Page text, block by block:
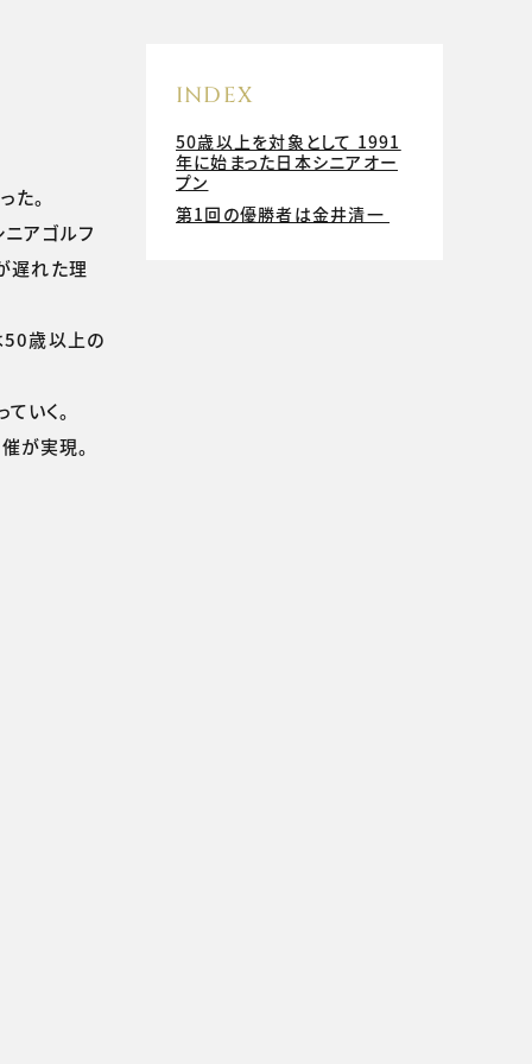
。
アゴルフ
遅れた理
50歳以上の
いく。
が実現。
INDEX
50歳以上を対象として 1991
年に始まった日本シニアオー
プン
第1回の優勝者は金井清一